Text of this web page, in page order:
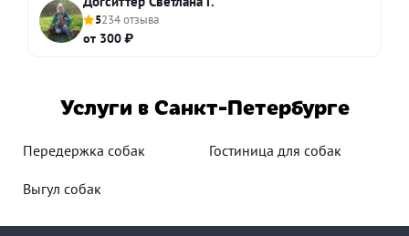
5234 отзыва
от 300 ₽
Услуги в Санкт-Петербурге
Передержка собак Гостиница для собак
Выгул собак